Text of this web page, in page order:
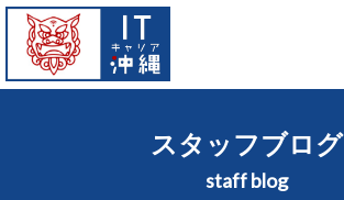
スタッフブログ
staff blog